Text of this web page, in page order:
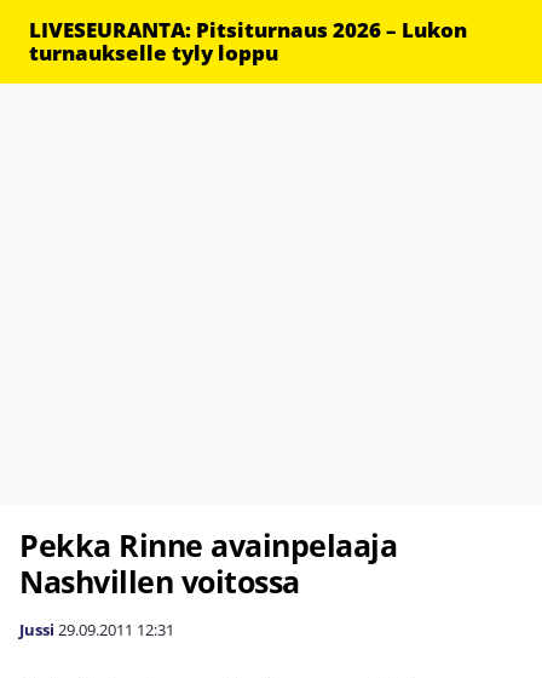
LIVESEURANTA: Pitsiturnaus 2026 – Lukon
turnaukselle tyly loppu
Pekka Rinne avainpelaaja
Nashvillen voitossa
Jussi 29.09.2011 12:31